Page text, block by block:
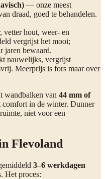
— onze meest
draad, goed te behandelen.
hout, weer- en
vergrijst het mooi;
jaren bewaard.
nauwelijks, vergrijst
Meerprijs is fors maar over
wandbalken van 44 mm of
in de winter. Dunner
niet voor een
Flevoland
3–6 werkdagen
Het proces: